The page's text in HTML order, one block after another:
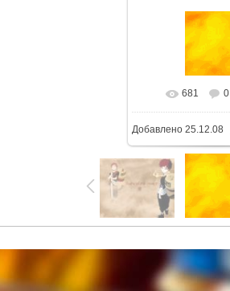
681 0
Добавлено25.12.08